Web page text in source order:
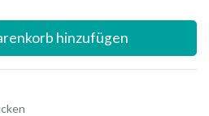
hinzufügen